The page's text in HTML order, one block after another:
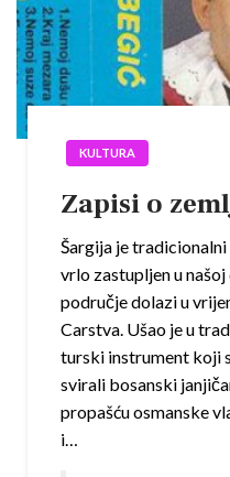
KULTURA
Zapisi o
Šargija je
vrlo zastupljen u
područje dolazi u
Carstva. Ušao je u
turski instrument koji
svirali bosanski
propašću osmanske
i…